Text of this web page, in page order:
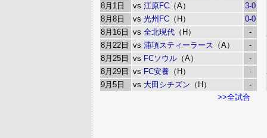
8月1日
vs 江原FC （A）
3-0
8月8日
vs 光州FC （H）
0-0
8月16日
vs 全北現代 （H）
-
8月22日
vs 浦項スティーラース （A）
-
8月25日
vs FCソウル （A）
-
8月29日
vs FC安養 （H）
-
9月5日
vs 大田シチズン （H）
-
>>全試合